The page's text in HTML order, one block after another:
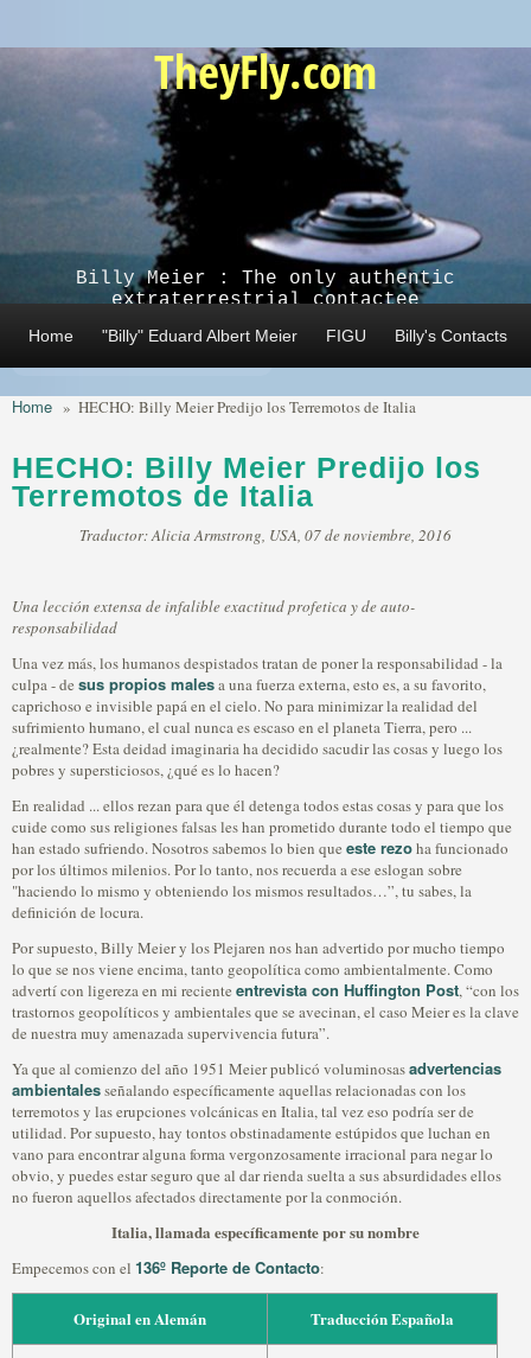
TheyFly.com
Billy Meier : The only authentic
extraterrestrial contactee
Home "Billy" Eduard Albert Meier FIGU Billy's Contacts
Home » HECHO: Billy Meier Predijo los Terremotos de Italia
HECHO: Billy Meier Predijo los
Terremotos de Italia
Traductor: Alicia Armstrong, USA, 07 de noviembre, 2016
Una lección extensa de infalible exactitud profetica y de auto-
responsabilidad
Una vez más, los humanos despistados tratan de poner la responsabilidad - la
culpa - de sus propios malesa una fuerza externa, esto es, a su favorito,
caprichoso e invisible papá en el cielo. No para minimizar la realidad del
sufrimiento humano, el cual nunca es escaso en el planeta Tierra, pero ...
¿realmente? Esta deidad imaginaria ha decidido sacudir las cosas y luego los
pobres y supersticiosos, ¿qué es lo hacen?
En realidad ... ellos rezan para que él detenga todos estas cosas y para que los
cuide como sus religiones falsas les han prometido durante todo el tiempo que
han estado sufriendo. Nosotros sabemos lo bien que este rezoha funcionado
por los últimos milenios. Por lo tanto, nos recuerda a ese eslogan sobre
"haciendo lo mismo y obteniendo los mismos resultados…”, tu sabes, la
definición de locura.
Por supuesto, Billy Meier y los Plejaren nos han advertido por mucho tiempo
lo que se nos viene encima, tanto geopolítica como ambientalmente. Como
advertí con ligereza en mi reciente entrevista con Huffington Post, “con los
trastornos geopolíticos y ambientales que se avecinan, el caso Meier es la clave
de nuestra muy amenazada supervivencia futura”.
Ya que al comienzo del año 1951 Meier publicó voluminosasadvertencias
ambientalesseñalando específicamente aquellas relacionadas con los
terremotos y las erupciones volcánicas en Italia, tal vez eso podría ser de
utilidad. Por supuesto, hay tontos obstinadamente estúpidos que luchan en
vano para encontrar alguna forma vergonzosamente irracional para negar lo
obvio, y puedes estar seguro que al dar rienda suelta a sus absurdidades ellos
no fueron aquellos afectados directamente por la conmoción.
Italia, llamada específicamente por su nombre
Empecemos con el 136º Reporte de Contacto:
Original en Alemán Traducción Española